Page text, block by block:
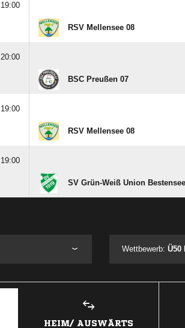
19:00
RSV Mellensee 08
20:00
BSC Preußen 07
19:00
RSV Mellensee 08
19:00
SV Grün-Weiß Union Bestensee
Wettbewerb:Ü50
HEIM/ AUSWÄRTS